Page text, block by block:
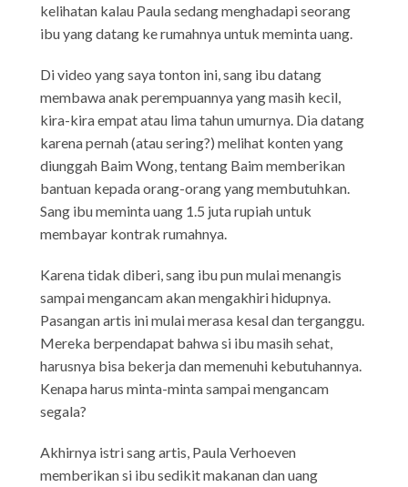
kelihatan kalau Paula sedang menghadapi seorang
ibu yang datang ke rumahnya untuk meminta uang.
Di video yang saya tonton ini, sang ibu datang
membawa anak perempuannya yang masih kecil,
kira-kira empat atau lima tahun umurnya. Dia datang
karena pernah (atau sering?) melihat konten yang
diunggah Baim Wong, tentang Baim memberikan
bantuan kepada orang-orang yang membutuhkan.
Sang ibu meminta uang 1.5 juta rupiah untuk
membayar kontrak rumahnya.
Karena tidak diberi, sang ibu pun mulai menangis
sampai mengancam akan mengakhiri hidupnya.
Pasangan artis ini mulai merasa kesal dan terganggu.
Mereka berpendapat bahwa si ibu masih sehat,
harusnya bisa bekerja dan memenuhi kebutuhannya.
Kenapa harus minta-minta sampai mengancam
segala?
Akhirnya istri sang artis, Paula Verhoeven
memberikan si ibu sedikit makanan dan uang